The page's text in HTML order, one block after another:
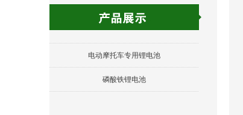
电动摩托车专用锂电池
磷酸铁锂电池